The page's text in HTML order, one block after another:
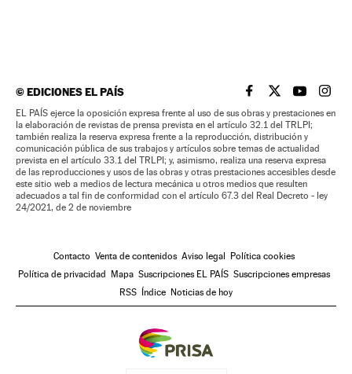
©EDICIONES EL PAÍS EL PAÍS BRASIL EN
EL PAÍSEL PAÍS
EL
EL PAÍS ejerce la oposición expresa frente al uso de sus obras y prestaciones en
la elaboración de revistas de prensa prevista en el artículo 32.1 del TRLPI;
también realiza la reserva expresa frente a la reproducción, distribución y
comunicación pública de sus trabajos y artículos sobre temas de actualidad
prevista en el artículo 33.1 del TRLPI; y, asimismo, realiza una reserva expresa
de las reproducciones y usos de las obras y otras prestaciones accesibles desde
este sitio web a medios de lectura mecánica u otros medios que resulten
adecuados a tal fin de conformidad con el artículo 67.3 del Real Decreto - ley
24/2021, de 2 de noviembre
Contacto Venta de contenidos Aviso legal
Política cookies
Política de privacidad
Mapa Suscripciones EL PAÍS Suscripciones empresas
RSS
Índice Noticias de hoy